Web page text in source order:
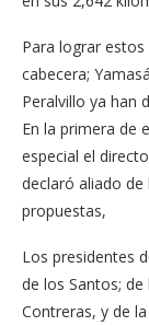
Para lograr
cabecera;
Peralvillo ya han
En la primera de
especial el
declaró aliado
propuestas,
Los presidentes
de los Santos;
Contreras, y de